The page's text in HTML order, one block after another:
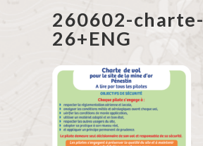
260602-charte-
26+ENG